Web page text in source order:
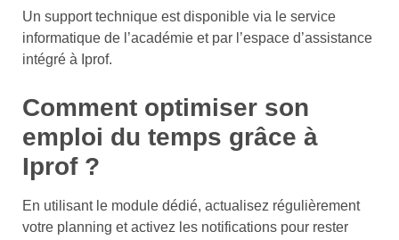
Un support technique est disponible via le service
informatique de l’académie et par l’espace d’assistance
intégré à Iprof.
Comment optimiser son
emploi du temps grâce à
Iprof ?
En utilisant le module dédié, actualisez régulièrement
votre planning et activez les notifications pour rester